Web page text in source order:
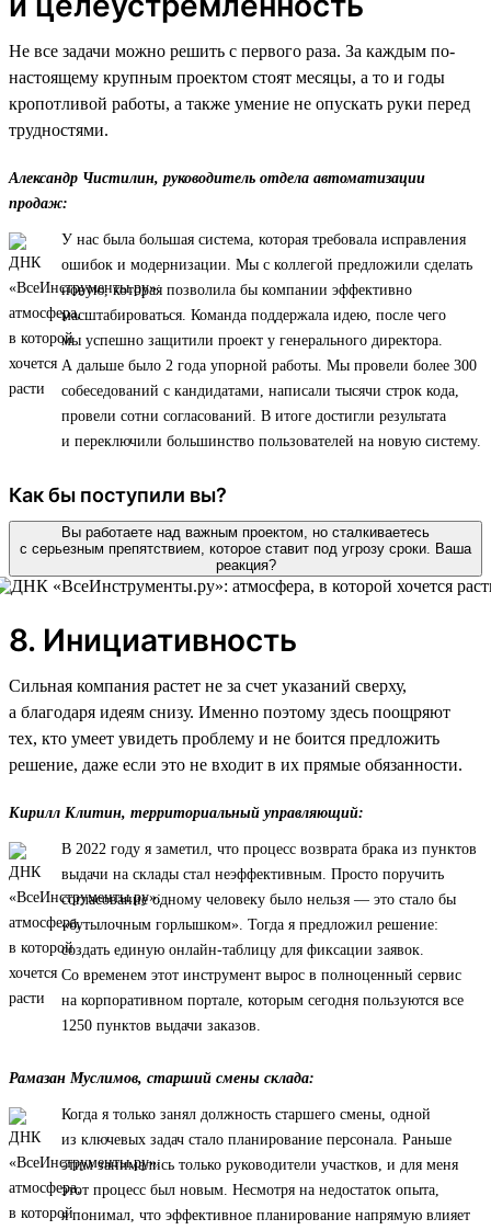
Не все задачи можно решить с первого раза. За каждым по-
настоящему крупным проектом стоят месяцы, а то и годы
кропотливой работы, а также умение не опускать руки перед
трудностями.
Александр Чистилин, руководитель отдела автоматизации
продаж:
У нас была большая система, которая требовала исправления
ошибок и модернизации. Мы с коллегой предложили сделать
новую, которая позволила бы компании эффективно
масштабироваться. Команда поддержала идею, после чего
мы успешно защитили проект у генерального директора.
А дальше было 2 года упорной работы. Мы провели более 300
собеседований с кандидатами, написали тысячи строк кода,
провели сотни согласований. В итоге достигли результата
и переключили большинство пользователей на новую систему.
Как бы поступили вы?
Вы работаете над важным проектом, но сталкиваетесь
с серьезным препятствием, которое ставит под угрозу сроки. Ваша
реакция?
8. Инициативность
Сильная компания растет не за счет указаний сверху,
а благодаря идеям снизу. Именно поэтому здесь поощряют
тех, кто умеет увидеть проблему и не боится предложить
решение, даже если это не входит в их прямые обязанности.
Кирилл Клитин, территориальный управляющий:
В 2022 году я заметил, что процесс возврата брака из пунктов
выдачи на склады стал неэффективным. Просто поручить
согласование одному человеку было нельзя — это стало бы
«бутылочным горлышком». Тогда я предложил решение:
создать единую онлайн-таблицу для фиксации заявок.
Со временем этот инструмент вырос в полноценный сервис
на корпоративном портале, которым сегодня пользуются все
1250 пунктов выдачи заказов.
Рамазан Муслимов, старший смены склада:
Когда я только занял должность старшего смены, одной
из ключевых задач стало планирование персонала. Раньше
этим занимались только руководители участков, и для меня
этот процесс был новым. Несмотря на недостаток опыта,
я понимал, что эффективное планирование напрямую влияет